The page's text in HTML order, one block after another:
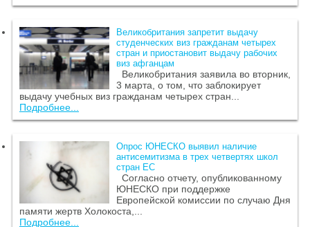
Великобритания запретит выдачу
студенческих виз гражданам четырех
стран и приостановит выдачу рабочих
виз афганцам
Великобритания заявила во вторник,
3 марта, о том, что заблокирует
выдачу учебных виз гражданам четырех стран...
Подробнее...
Опрос ЮНЕСКО выявил наличие
антисемитизма в трех четвертях школ
стран ЕС
Согласно отчету, опубликованному
ЮНЕСКО при поддержке
Европейской комиссии по случаю Дня
памяти жертв Холокоста,...
Подробнее...